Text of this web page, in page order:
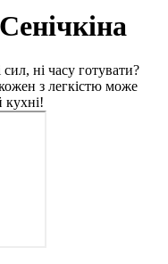
ні часу готувати?
з легкістю може
кухні!